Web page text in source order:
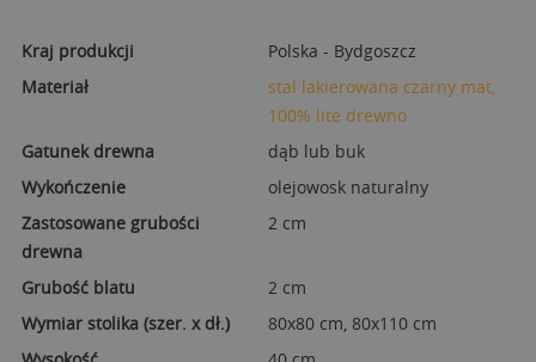
Kraj produkcji
Polska - Bydgoszcz
Materiał
stal lakierowana czarny mat,
100% lite drewno
Gatunek drewna
dąb lub buk
Wykończenie
olejowosk naturalny
Zastosowane grubości
drewna
2 cm
Grubość blatu
2 cm
Wymiar stolika (szer. x dł.)
80x80 cm, 80x110 cm